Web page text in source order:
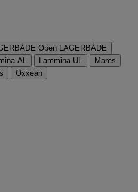
Open LAGERBÅDE
AL Lammina UL
Mares
Oxxean